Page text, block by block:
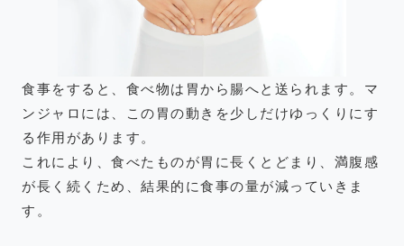
食事をすると、食べ物は胃から腸へと送られます。マ
ンジャロには、この胃の動きを少しだけゆっくりにす
る作用があります。
これにより、食べたものが胃に長くとどまり、満腹感
が長く続くため、結果的に食事の量が減っていきま
す。